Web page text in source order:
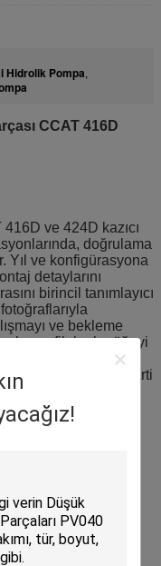
Hidrolik Pompa,
CCAT 416D
ve 424D kazıcı
doğrulama
Yıl ve konfigürasyona
detaylarını
birincil tanımlayıcı
ve bekleme
ve filolar bu öğeyi
edebilir ve envanter
için etiketler ve parti
kazıcı
değiştirme ve proje